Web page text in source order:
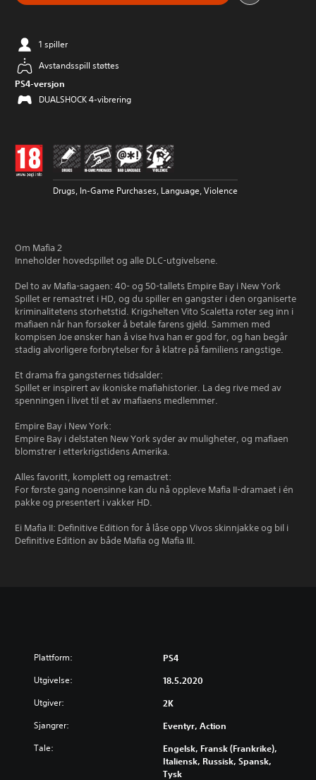
1 spiller
Avstandsspill støttes
PS4-versjon
DUALSHOCK 4-vibrering
Drugs, In-Game Purchases, Language, Violence
Om Mafia 2
Inneholder hovedspillet og alle DLC-utgivelsene.
Del to av Mafia-sagaen: 40- og 50-tallets Empire Bay i New York
Spillet er remastret i HD, og du spiller en gangster i den organiserte
kriminalitetens storhetstid. Krigshelten Vito Scaletta roter seg inn i
mafiaen når han forsøker å betale farens gjeld. Sammen med
kompisen Joe ønsker han å vise hva han er god for, og han begår
stadig alvorligere forbrytelser for å klatre på familiens rangstige.
Et drama fra gangsternes tidsalder:
Spillet er inspirert av ikoniske mafiahistorier. La deg rive med av
spenningen i livet til et av mafiaens medlemmer.
Empire Bay i New York:
Empire Bay i delstaten New York syder av muligheter, og mafiaen
blomstrer i etterkrigstidens Amerika.
Alles favoritt, komplett og remastret:
For første gang noensinne kan du nå oppleve Mafia II-dramaet i én
pakke og presentert i vakker HD.
Ei Mafia II: Definitive Edition for å låse opp Vivos skinnjakke og bil i
Definitive Edition av både Mafia og Mafia III.
Plattform: PS4
Utgivelse: 18.5.2020
Utgiver: 2K
Sjangrer: Eventyr, Action
Tale:
Engelsk, Fransk (Frankrike),
Italiensk, Russisk, Spansk,
Tysk